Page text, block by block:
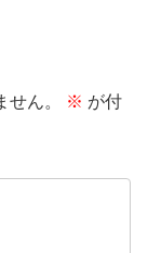
ん。 ※ が付